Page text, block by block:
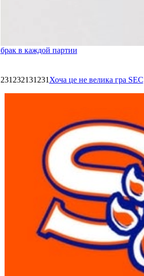
брак в каждой партии
231232131231 Хоча це не велика гра